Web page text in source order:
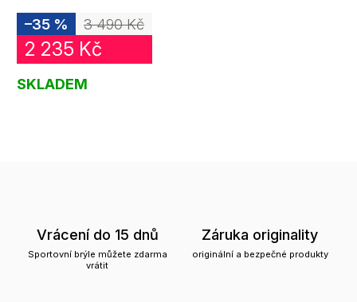
3 490 Kč
–35 %
2 235 Kč
SKLADEM
Vrácení do 15 dnů
Sportovní brýle můžete zdarma
vrátit
Záruka originality
originální a bezpečné produkty